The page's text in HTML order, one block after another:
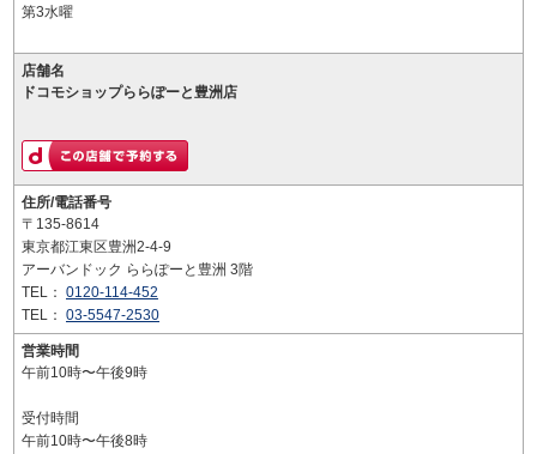
第3水曜
店舗名
ドコモショップららぽーと豊洲店
住所/電話番号
〒135-8614
東京都江東区豊洲2-4-9
アーバンドック ららぽーと豊洲 3階
TEL： 0120-114-452
TEL： 03-5547-2530
営業時間
午前10時〜午後9時
受付時間
午前10時〜午後8時